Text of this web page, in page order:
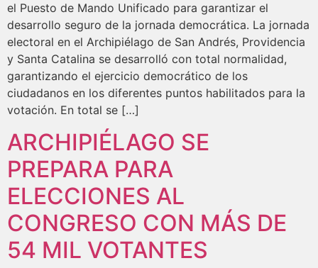
el Puesto de Mando Unificado para garantizar el
desarrollo seguro de la jornada democrática. La jornada
electoral en el Archipiélago de San Andrés, Providencia
y Santa Catalina se desarrolló con total normalidad,
garantizando el ejercicio democrático de los
ciudadanos en los diferentes puntos habilitados para la
votación. En total se […]
ARCHIPIÉLAGO SE
PREPARA PARA
ELECCIONES AL
CONGRESO CON MÁS DE
54 MIL VOTANTES